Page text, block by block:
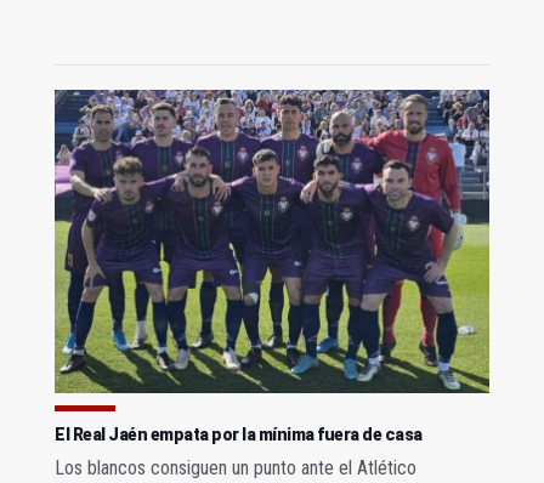
El Real Jaén empata por la mínima fuera de casa
Los blancos consiguen un punto ante el Atlético